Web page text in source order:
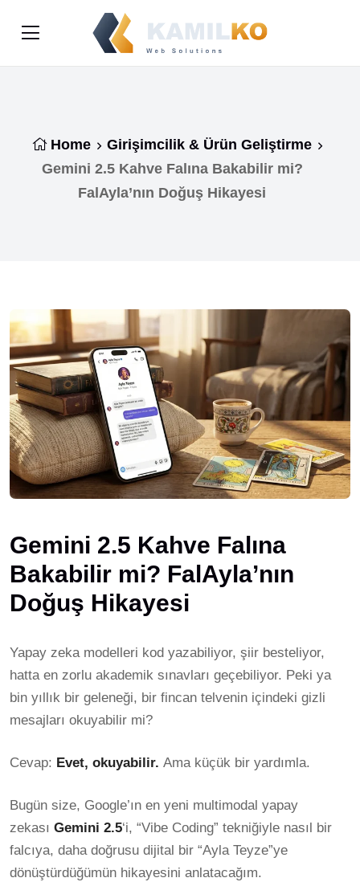
Home
Girişimcilik & Ürün Geliştirme
Gemini 2.5 Kahve Falına Bakabilir mi?
FalAyla’nın Doğuş Hikayesi
Gemini 2.5 Kahve Falına
Bakabilir mi? FalAyla’nın
Doğuş Hikayesi
Yapay zeka modelleri kod yazabiliyor, şiir besteliyor,
hatta en zorlu akademik sınavları geçebiliyor. Peki ya
bin yıllık bir geleneği, bir fincan telvenin içindeki gizli
mesajları okuyabilir mi?
Cevap: Evet, okuyabilir. Ama küçük bir yardımla.
Bugün size, Google’ın en yeni multimodal yapay
zekası Gemini 2.5‘i, “Vibe Coding” tekniğiyle nasıl bir
falcıya, daha doğrusu dijital bir “Ayla Teyze”ye
dönüştürdüğümün hikayesini anlatacağım.